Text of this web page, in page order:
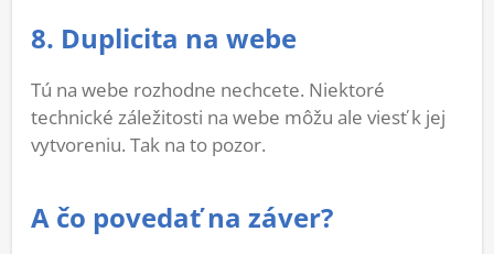
8. Duplicita na webe
Tú na webe rozhodne nechcete. Niektoré
technické záležitosti na webe môžu ale viesť k jej
vytvoreniu. Tak na to pozor.
A čo povedať na záver?